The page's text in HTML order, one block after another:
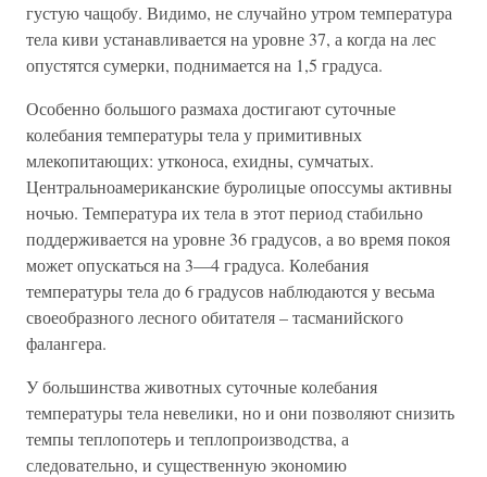
густую чащобу. Видимо, не случайно утром температура
тела киви устанавливается на уровне 37, а когда на лес
опустятся сумерки, поднимается на 1,5 градуса.
Особенно большого размаха достигают суточные
колебания температуры тела у примитивных
млекопитающих: утконоса, ехидны, сумчатых.
Центральноамериканские буролицые опоссумы активны
ночью. Температура их тела в этот период стабильно
поддерживается на уровне 36 градусов, а во время покоя
может опускаться на 3—4 градуса. Колебания
температуры тела до 6 градусов наблюдаются у весьма
своеобразного лесного обитателя – тасманийского
фалангера.
У большинства животных суточные колебания
температуры тела невелики, но и они позволяют снизить
темпы теплопотерь и теплопроизводства, а
следовательно, и существенную экономию